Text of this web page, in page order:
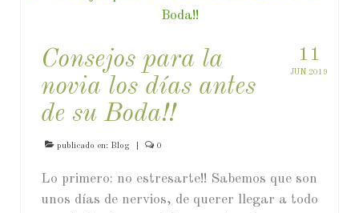
11
JUN 2019
Consejos para la
novia los días antes
de su Boda!!
publicado en: Blog 0
Lo primero: no estresarte!! Sabemos que son
unos días de nervios, de querer llegar a todo